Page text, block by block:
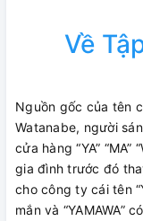
Về
Nguồn gốc của tên
Watanabe, người
cửa hàng “YA”
gia đình trước đó
cho công ty cái tên
mắn và “YAMAWA”